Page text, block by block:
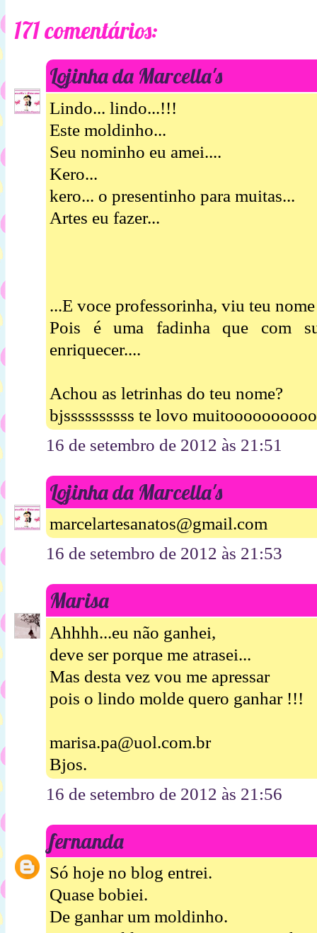
171 comentários:
Lojinha da Marcella's
Lindo... lindo...!!!
Este moldinho...
Seu nominho eu amei....
Kero...
kero... o presentinho para muitas...
Artes eu fazer...
...E voce professorinha, viu teu nome
Pois é uma fadinha que com
enriquecer....
Achou as letrinhas do teu nome?
bjssssssssss te lovo
16 de setembro de 2012 às 21:51
Lojinha da Marcella's
marcelartesanatos@gmail.com
16 de setembro de 2012 às 21:53
Marisa
Ahhhh...eu não ganhei,
deve ser porque me atrasei...
Mas desta vez vou me apressar
pois o lindo molde quero ganhar !!!
marisa.pa@uol.com.br
Bjos.
16 de setembro de 2012 às 21:56
fernanda
Só hoje no blog entrei.
Quase bobiei.
De ganhar um moldinho.